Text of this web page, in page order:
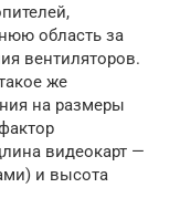
область за
вентиляторов.
же
на размеры
видеокарт —
и высота